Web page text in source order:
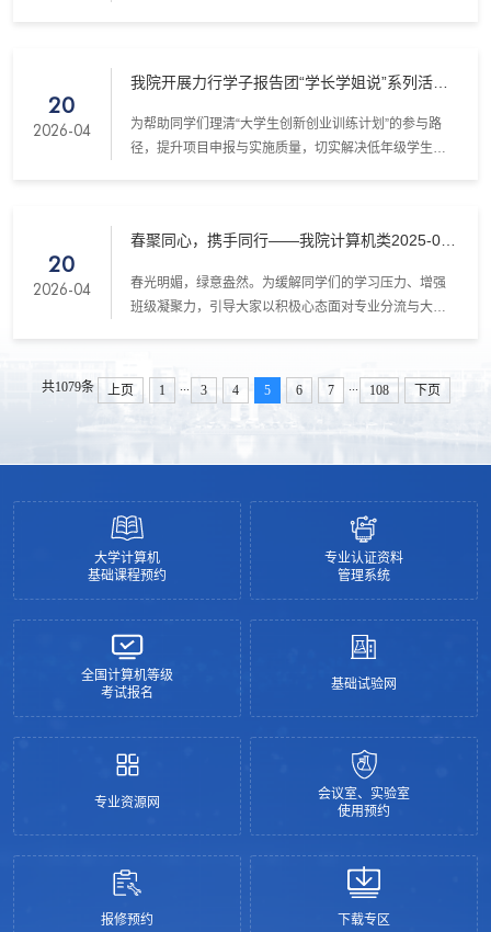
20
2026-04
我院开展力行学子报告团“学长学姐说”系列活动
为帮助同学们理清“大学生创新创业训练计划”的参与路
径，提升项目申报与实施质量，切实解决低年级学生在
20
2026-04
春聚同心，携手同行——我院计算机类2025-06
​春光明媚，绿意盎然。为缓解同学们的学习压力、增强
班级凝聚力，引导大家以积极心态面对专业分流与大学
携手同行”为主题的户外班会。全班同学积极参与，在轻
松欢快的氛围中放松身心、增进情谊，共赴一场温暖的
共1079条 上页 1 ... 3 4 5 6 7 ... 108 下页
大学计算机
基础课程预约
专业认证资料
管理系统
全国计算机等级
考试报名
基础试验网
专业资源网
会议室、实验室
使用预约
报修预约 下载专区